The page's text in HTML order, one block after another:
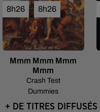
8h26 8h26
Crash Test
Dummies
Mmm Mmm Mmm
Mmm
+ DE TITRES DIFFUSÉS